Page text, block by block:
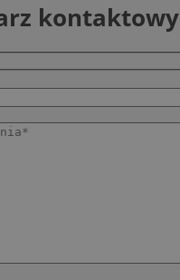
kontaktowy